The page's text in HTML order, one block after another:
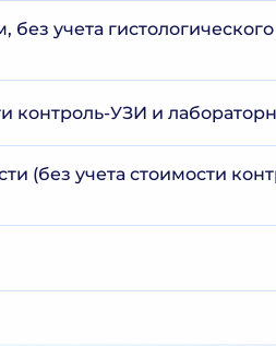
без учета
контроль-УЗИ и
(без учета стоимости